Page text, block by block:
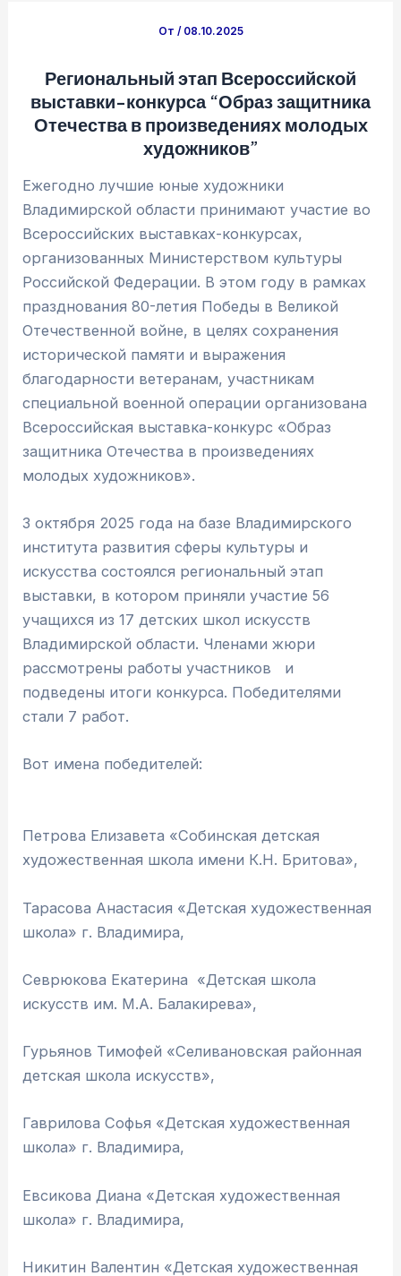
От / 08.10.2025
Региональный этап Всероссийской
выставки-конкурса “Образ защитника
Отечества в произведениях молодых
художников”
Ежегодно лучшие юные художники
Владимирской области принимают участие во
Всероссийских выставках-конкурсах,
организованных Министерством культуры
Российской Федерации. В этом году в рамках
празднования 80-летия Победы в Великой
Отечественной войне, в целях сохранения
исторической памяти и выражения
благодарности ветеранам, участникам
специальной военной операции организована
Всероссийская выставка-конкурс «Образ
защитника Отечества в произведениях
молодых художников».
3 октября 2025 года на базе Владимирского
института развития сферы культуры и
искусства состоялся региональный этап
выставки, в котором приняли участие 56
учащихся из 17 детских школ искусств
Владимирской области. Членами жюри
рассмотрены работы участников и
подведены итоги конкурса. Победителями
стали 7 работ.
Вот имена победителей:
Петрова Елизавета «Собинская детская
художественная школа имени К.Н. Бритова»,
Тарасова Анастасия «Детская художественная
школа» г. Владимира,
Севрюкова Екатерина «Детская школа
искусств им. М.А. Балакирева»,
Гурьянов Тимофей «Селивановская районная
детская школа искусств»,
Гаврилова Софья «Детская художественная
школа» г. Владимира,
Евсикова Диана «Детская художественная
школа» г. Владимира,
Никитин Валентин «Детская художественная